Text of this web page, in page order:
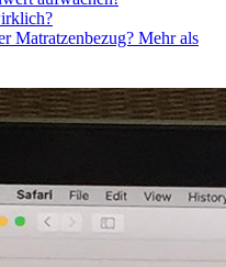
Matratzenbezug? Mehr als